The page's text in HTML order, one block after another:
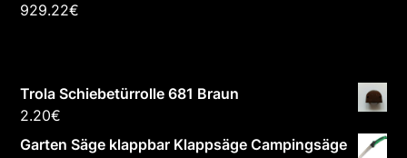
929.22€
Trola Schiebetürrolle 681 Braun
2.20€
Garten Säge klappbar Klappsäge Campingsäge